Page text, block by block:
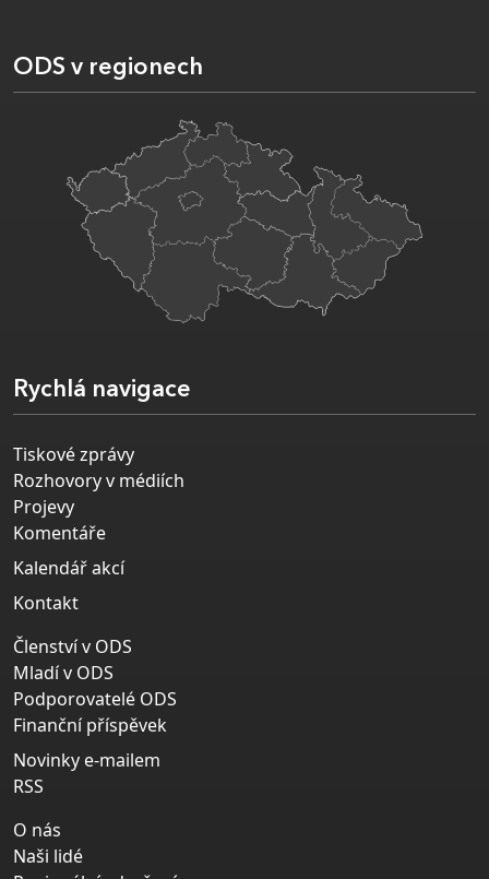
ODS v regionech
Rychlá navigace
Tiskové zprávy
Rozhovory v médiích
Projevy
Komentáře
Kalendář akcí
Kontakt
Členství v ODS
Mladí v ODS
Podporovatelé ODS
Finanční příspěvek
Novinky e-mailem
RSS
O nás
Naši lidé